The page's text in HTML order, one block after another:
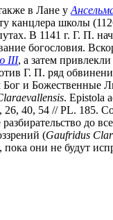
в Лане у
школы
В 1141 г. Г. П.
богословия.
III, а затем привлекли
Г. П. ряд
Бог и Божественные
. Epistola
40, 54 // PL. 185.
до
(Gaufridus
они не будут